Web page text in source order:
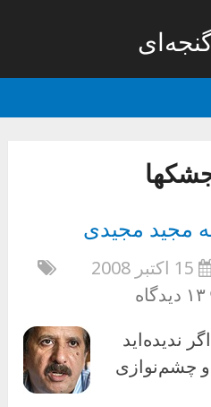
مجید مجیدی
15 اکتبر 2008
۱۳ دیدگاه
ندیده‌اید
و چشم‌نوازی